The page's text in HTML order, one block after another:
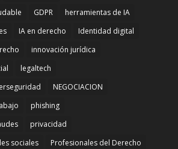
GDPR
herramientas de IA
IA en derecho
Identidad digital
innovación jurídica
legaltech
NEGOCIACION
phishing
privacidad
sociales
Profesionales del Derecho